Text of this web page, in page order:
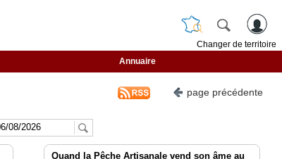
Changer de territoire
Annuaire
page précédente
Quand la Pêche Artisanale vend son âme au